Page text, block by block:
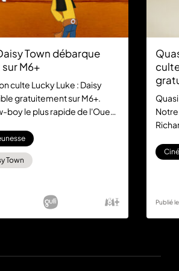
Town débarque
M6+
culte Lucky Luke : Daisy
gratuitement sur M6+.
boy le plus rapide de l'Ouest
Town
Publié